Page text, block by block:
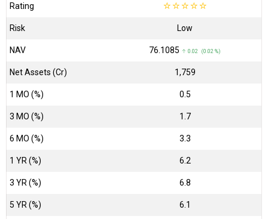
Rating ☆☆☆☆☆
Risk Low
NAV ₹76.1085 ↑ 0.02 (0.02 %)
Net Assets (Cr) ₹1,759
1 MO (%) 0.5
3 MO (%) 1.7
6 MO (%) 3.3
1 YR (%) 6.2
3 YR (%) 6.8
5 YR (%) 6.1